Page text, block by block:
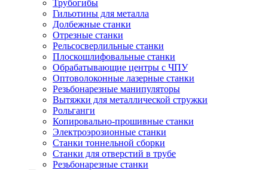
Трубогибы
Гильотины для металла
Долбежные станки
Отрезные станки
Рельсосверлильные станки
Плоскошлифовальные станки
Обрабатывающие центры с ЧПУ
Оптоволоконные лазерные станки
Резьбонарезные манипуляторы
Вытяжки для металлической стружки
Рольганги
Копировально-прошивные станки
Электроэрозионные станки
Станки тоннельной сборки
Станки для отверстий в трубе
Резьбонарезные станки